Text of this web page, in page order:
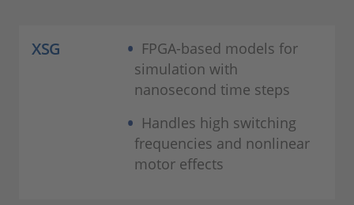
XSG
FPGA-based models for
simulation with
nanosecond time steps
Handles high switching
frequencies and nonlinear
motor effects